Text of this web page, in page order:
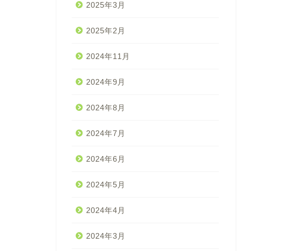
2025年3月
2025年2月
2024年11月
2024年9月
2024年8月
2024年7月
2024年6月
2024年5月
2024年4月
2024年3月